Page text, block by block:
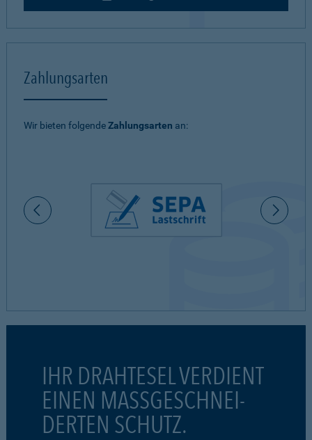
Zahlungsarten
Wir bieten folgendeZahlungsarten an:
IHR DRAHTESEL VERDIENT
EINEN MASSGESCHNEI-
DERTEN SCHUTZ.